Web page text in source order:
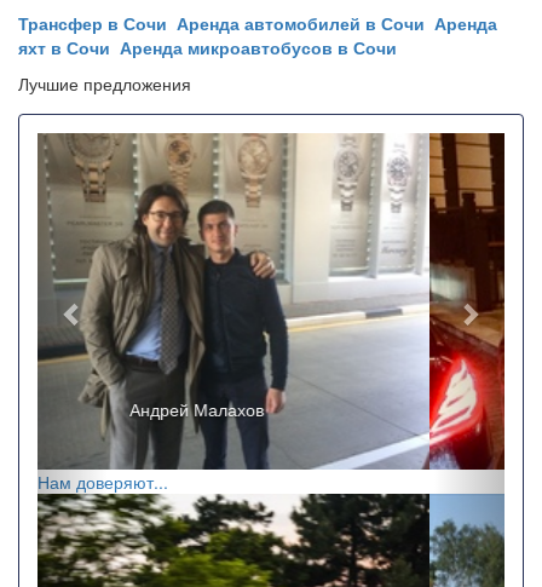
Трансфер в Сочи Аренда автомобилей в Сочи Аренда
яхт в Сочи Аренда микроавтобусов в Сочи
Лучшие предложения
Ricchi e Poveri
Назад
Нам доверяют...
Назад